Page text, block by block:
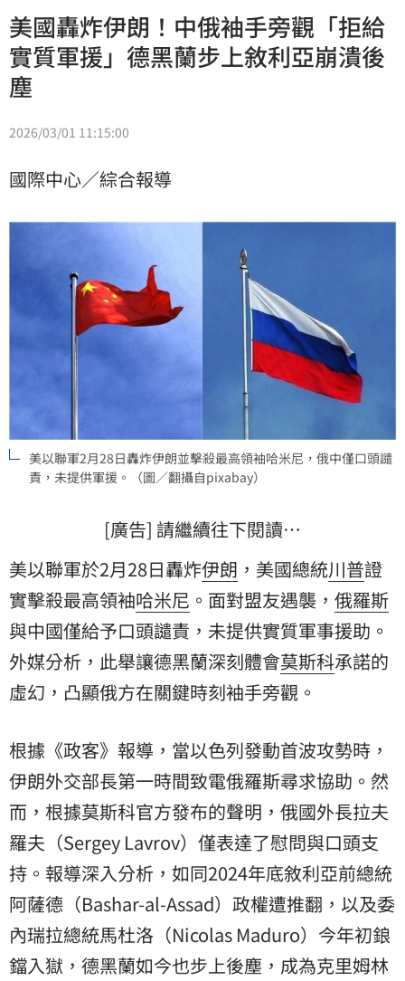
美國轟炸伊朗！中俄袖手旁觀「拒給
實質軍援」德黑蘭步上敘利亞崩潰後
塵
2026/03/01 11:15:00
國際中心／綜合報導
美以聯軍2月28日轟炸伊朗並擊殺最高領袖哈米尼，俄中僅口頭譴
責，未提供軍援。（圖／翻攝自pixabay）
[廣告] 請繼續往下閱讀…
美以聯軍於2月28日轟炸伊朗 ，美國總統川普證
實擊殺最高領袖哈米尼 。面對盟友遇襲， 俄羅斯
與中國僅給予口頭譴責，未提供實質軍事援助。
外媒分析，此舉讓德黑蘭深刻體會莫斯科承諾的
虛幻，凸顯俄方在關鍵時刻袖手旁觀。
根據《政客》報導，當以色列發動首波攻勢時，
伊朗外交部長第一時間致電俄羅斯尋求協助。然
而，根據莫斯科官方發布的聲明，俄國外長拉夫
羅夫（Sergey Lavrov）僅表達了慰問與口頭支
持。報導深入分析，如同2024年底敘利亞前總統
阿薩德（Bashar-al-Assad）政權遭推翻，以及委
內瑞拉總統馬杜洛（Nicolas Maduro）今年初鋃
鐺入獄，德黑蘭如今也步上後塵，成為克里姆林